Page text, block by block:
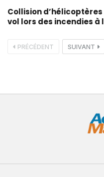
Collision
vol lors des incendies à
PRÉCÉDENT SUIVANT